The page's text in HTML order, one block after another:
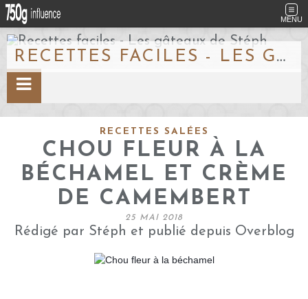
MENU
RECETTES FACILES - LES GÂTEAUX DE STÉPH
RECETTES SALÉES
CHOU FLEUR À LA
BÉCHAMEL ET CRÈME
DE CAMEMBERT
25 MAI 2018
Rédigé par Stéph et publié depuis Overblog